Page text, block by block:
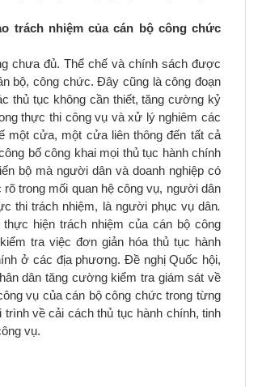
trách nhiệm của cán bộ công chức
chưa đủ. Thể chế và chính sách được
bộ, công chức. Đây cũng là công đoạn
thủ tục không cần thiết, tăng cường kỷ
thực thi công vụ và xử lý nghiêm các
một cửa, một cửa liên thông đến tất cả
bố công khai mọi thủ tục hành chính
bộ mà người dân và doanh nghiệp có
trong mối quan hệ công vụ, người dân
thi trách nhiệm, là người phục vụ dân.
hiện trách nhiệm của cán bộ công
tra việc đơn giản hóa thủ tục hành
ở các địa phương. Đề nghị Quốc hội,
dân tăng cường kiểm tra giám sát về
vụ của cán bộ công chức trong từng
về cải cách thủ tục hành chính, tinh
vụ.